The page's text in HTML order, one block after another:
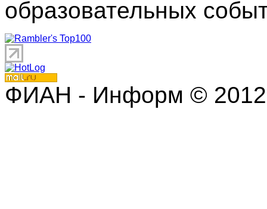
образовательных
ФИАН - Информ © 2012